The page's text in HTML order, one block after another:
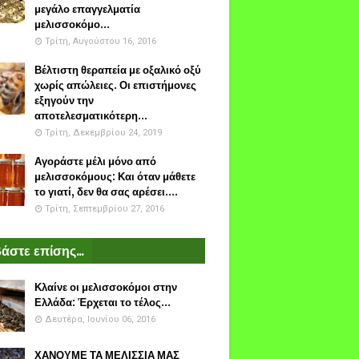
μεγάλο επαγγελματία
μελισσοκόμο...
Τρίτη, Αυγούστου 16, 2016
Βέλτιστη θεραπεία με οξαλικό οξύ
χωρίς απώλειες. Οι επιστήμονες
εξηγούν την
αποτελεσματικότερη...
Τρίτη, Δεκεμβρίου 24, 2019
Αγοράστε μέλι μόνο από
μελισσοκόμους: Και όταν μάθετε
το γιατί, δεν θα σας αρέσει....
Τρίτη, Σεπτεμβρίου 27, 2016
επίσης...
Κλαίνε οι μελισσοκόμοι στην
Ελλάδα: Έρχεται το τέλος...
Δευτέρα, Ιουνίου 06, 2016
ΧΑΝΟΥΜΕ ΤΑ ΜΕΛΙΣΣΙΑ ΜΑΣ